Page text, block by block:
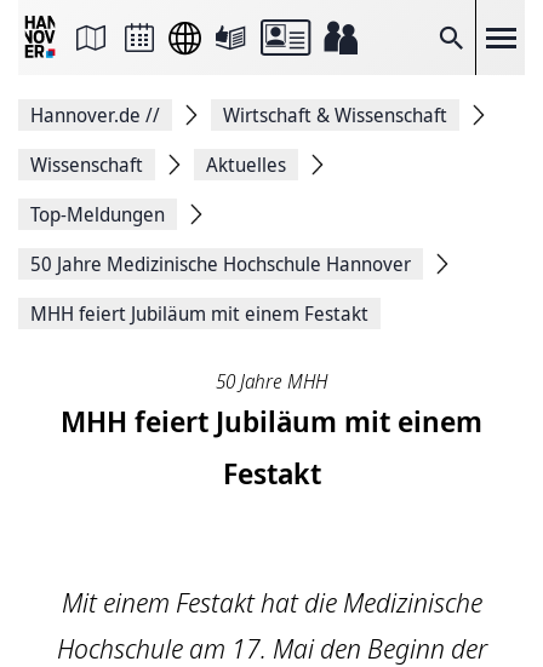
Suche
Seite
Facebook
teilen
Seitenlink
Seite
Hannover.de //
Wirtschaft & Wissenschaft
Wissenschaft
Aktuelles
Top-Meldungen
50 Jahre Medizinische Hochschule Hannover
MHH feiert Jubiläum mit einem Festakt
50 Jahre MHH
MHH feiert Jubiläum mit einem
Festakt
Mit einem Festakt hat die Medizinische
Hochschule am 17. Mai den Beginn der